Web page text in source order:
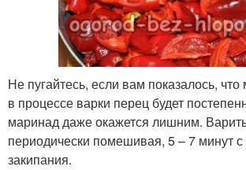
Не пугайтесь, если вам показалось,
в процессе варки перец будет
маринад даже окажется лишним.
периодически помешивая, 5 – 7 минут
закипания.